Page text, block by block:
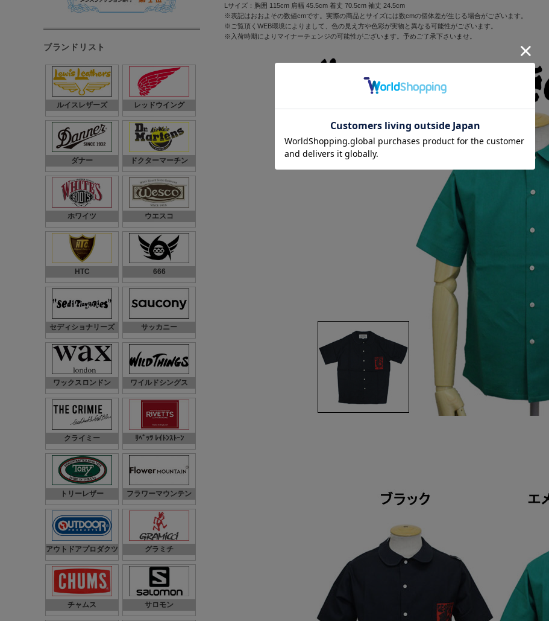
Lサイズ：胸囲 115cm 肩幅 45.5cm 着丈 70.5cm 袖丈 24.5cm
※表記はおおよその数値cmです。実際の商品とサイズには数cmの個体差が生じる場合がございます。
※ご覧頂くWEB環境によりまして、色の見え方や色彩が実物と異なる可能性がございます。
※入荷時期によりマイナーチェンジの可能性がございます。予めご了承下さいませ。
ブランドリスト
ルイスレザーズ レッドウイング
ダナー ドクターマーチン
ホワイツ ウエスコ
HTC 666
セディショナリーズ サッカニー
ワックスロンドン ワイルドシングス
クライミー ﾘﾍﾞｯﾂ ﾚｲﾄﾝｽﾄｰﾝ
トリーレザー フラワーマウンテン
アウトドアプロダクツ グラミチ
チャムス サロモン